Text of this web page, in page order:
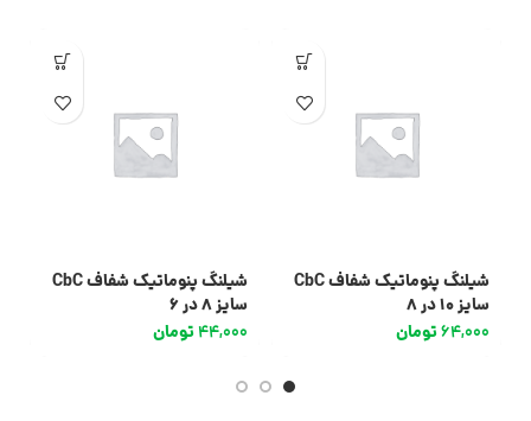
شیلنگ پنوماتیک شفاف CbC
سایز 10 در 8
64,000تومان
شیلنگ پنوماتیک شفاف CbC
سایز 8 در 6
44,000تومان